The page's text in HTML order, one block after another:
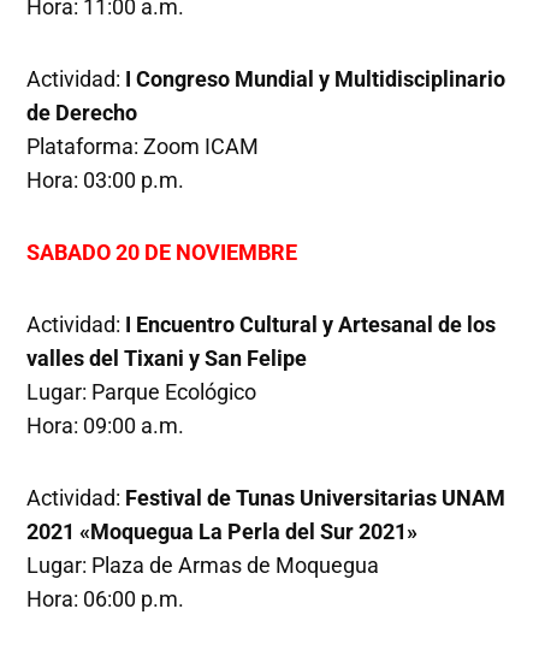
Hora: 11:00 a.m.
Actividad: I Congreso Mundial y Multidisciplinario
de Derecho
Plataforma: Zoom ICAM
Hora: 03:00 p.m.
SABADO 20 DE NOVIEMBRE
Actividad: I Encuentro Cultural y Artesanal de los
valles del Tixani y San Felipe
Lugar: Parque Ecológico
Hora: 09:00 a.m.
Actividad: Festival de Tunas Universitarias UNAM
2021 «Moquegua La Perla del Sur 2021»
Lugar: Plaza de Armas de Moquegua
Hora: 06:00 p.m.